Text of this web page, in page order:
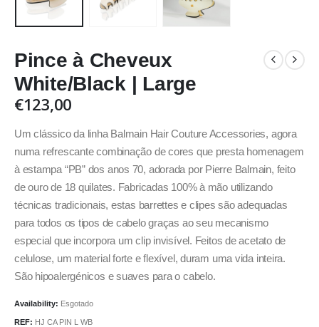
Pince à Cheveux
White/Black | Large
€123,00
Um clássico da linha Balmain Hair Couture Accessories, agora
numa refrescante combinação de cores que presta homenagem
à estampa “PB” dos anos 70, adorada por Pierre Balmain, feito
de ouro de 18 quilates. Fabricadas 100% à mão utilizando
técnicas tradicionais, estas barrettes e clipes são adequadas
para todos os tipos de cabelo graças ao seu mecanismo
especial que incorpora um clip invisível. Feitos de acetato de
celulose, um material forte e flexível, duram uma vida inteira.
São hipoalergénicos e suaves para o cabelo.
Availability: Esgotado
REF: HJ CA PIN L WB